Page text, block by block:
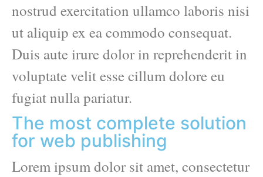
nostrud exercitation ullamco laboris nisi
ut aliquip ex ea commodo consequat.
Duis aute irure dolor in reprehenderit in
voluptate velit esse cillum dolore eu
fugiat nulla pariatur.
The most complete solution
for web publishing
Lorem ipsum dolor sit amet, consectetur